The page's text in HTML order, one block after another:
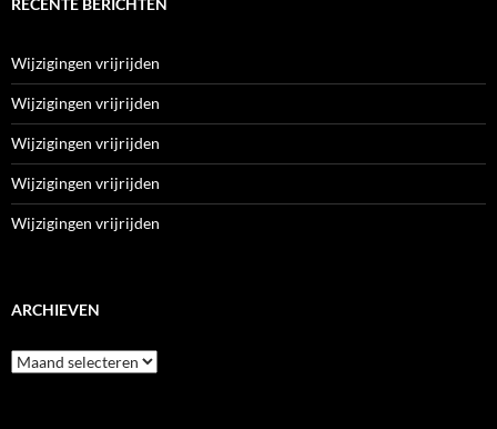
RECENTE BERICHTEN
Wijzigingen vrijrijden
Wijzigingen vrijrijden
Wijzigingen vrijrijden
Wijzigingen vrijrijden
Wijzigingen vrijrijden
ARCHIEVEN
Archieven